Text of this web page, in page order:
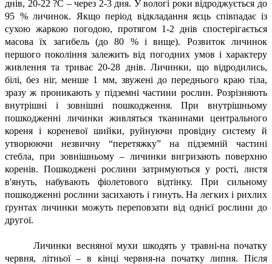
днів, 20-22 ?С – через 2-3 дня. У вологі роки відроджується до
95 % личинок. Якщо період відкладання яєць співпадає із
сухою жаркою погодою, протягом 1-2 днів спостерігається
масова їх загибель (до 80 % і вище). Розвиток личинок
першого покоління залежить від погодних умов і характеру
живлення та триває 20-28 днів. Личинки, що відродились,
білі, без ніг, менше 1 мм, звужені до переднього краю тіла,
зразу ж проникають у підземні частини рослин. Розрізняють
внутрішні і зовнішні пошкодження. При внутрішньому
пошкодженні личинки живляться тканинами центрального
кореня і кореневої шийки, руйнуючи провідну систему й
утворюючи незвичну “перетяжку” на підземній частині
стебла, при зовнішньому – личинки вигризають поверхню
коренів. Пошкоджені рослини затримуються у рості, листя
в'януть, набувають фіолетового відтінку. При сильному
пошкодженні рослини засихають і гинуть. На легких і рихлих
ґрунтах личинки можуть переповзати від однієї рослини до
другої.
Личинки весняної мухи шкодять у травні-на початку
червня, літньої – в кінці червня-на початку липня. Після